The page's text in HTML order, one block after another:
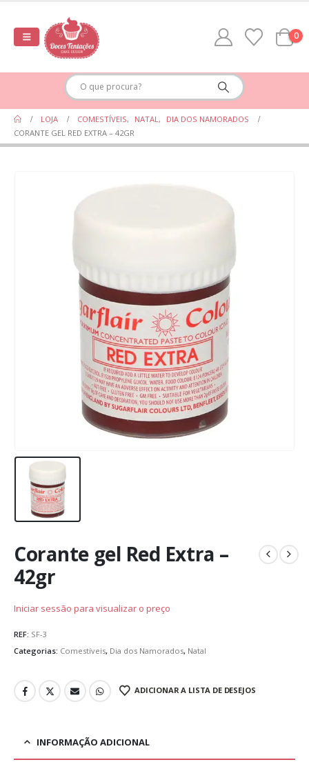
0
LOJA COMESTÍVEIS, NATAL ,
DIA DOS NAMORADOS
CORANTE GEL RED EXTRA – 42GR
Corante gel Red Extra –
42gr
Iniciar sessão para visualizar o preço
REF: SF-3
Categorias: Comestíveis, Dia dos Namorados, Natal
ADICIONAR A LISTA DE DESEJOS
INFORMAÇÃO ADICIONAL